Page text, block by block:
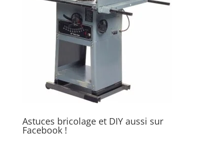
Astuces bricolage et DIY aussi sur
Facebook !